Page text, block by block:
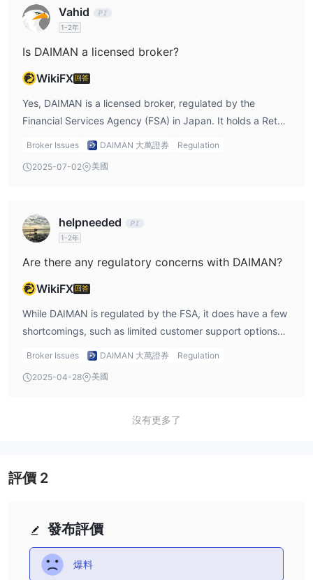
Vahid
1-2年
Is DAIMAN a licensed broker?
WikiFX 回答
Yes, DAIMAN is a licensed broker, regulated by the
Financial Services Agency (FSA) in Japan. It holds a Retail
Forex License under the license number 東海財務局長（金
strict industry standards for safeguarding clients' funds
legitimacy, often highlighted in user reviews for its
credibility.
Broker Issues DAIMAN 大萬證券 Regulation
2025-07-02 美國
helpneeded
1-2年
Are there any regulatory concerns with DAIMAN?
WikiFX 回答
While DAIMAN is regulated by the FSA, it does have a few
shortcomings, such as limited customer support options
(only telephone support) and the absence of a demo
they limit accessibility and transparency for potential
Broker Issues DAIMAN 大萬證券 Regulation
2025-04-28 美國
沒有更多了
發布評價
爆料
評價 2